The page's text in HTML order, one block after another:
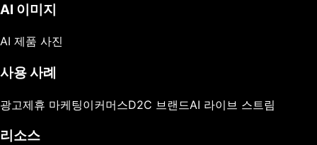
AI 이미지
AI 제품 사진
사용 사례
광고제휴 마케팅이커머스D2C 브랜드AI 라이브 스트림
리소스